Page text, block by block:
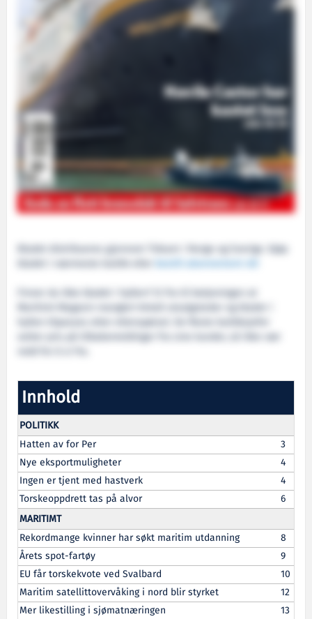
Bladet distribueres gjennom Tidsam i Norge og Sverige. Kjøp
Finner du ikke bladet i hyllen? Si fra til betjeningen at
Maritimt Magasin mangler! Antall utsalgsteder og blader i
hyllen tilpasses etter etterspørsel. De fleste butikksjefer
setter pris på tilbakemeldinger fra sine kunder, så ikke vær
Innhold
POLITIKK
Hatten av for Per
3
Nye eksportmuligheter
4
Ingen er tjent med hastverk
4
Torskeoppdrett tas på alvor
6
MARITIMT
Rekordmange kvinner har søkt maritim utdanning
8
Årets spot-fartøy
9
EU får torskekvote ved Svalbard
10
Maritim satellittovervåking i nord blir styrket
12
Mer likestilling i sjømatnæringen
13